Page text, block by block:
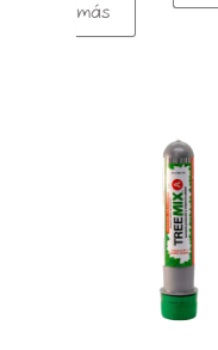
más
BIOESTIMULANTE